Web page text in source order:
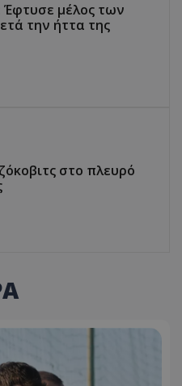
Έφτυσε μέλος των
την ήττα της
στο πλευρό